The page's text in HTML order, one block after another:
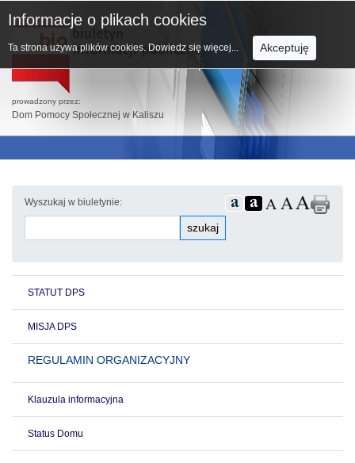
prowadzony przez:
Dom Pomocy Społecznej w Kaliszu
Wyszukaj w biuletynie:
szukaj
STATUT DPS
MISJA DPS
REGULAMIN ORGANIZACYJNY
Klauzula informacyjna
Status Domu
Informacje o plikach cookies
Ta strona używa plików cookies. Dowiedz się więcej... Akceptuję